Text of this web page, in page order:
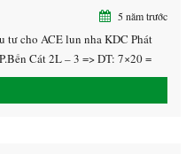
5 năm trước
tư cho ACE lun nha KDC Phát
Cát 2L – 3 => DT: 7×20 =
= 145m2 góc ( full thổ cư .)